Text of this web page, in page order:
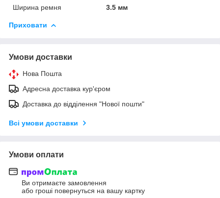
Ширина ремня
3.5 мм
Приховати
Умови доставки
Нова Пошта
Адресна доставка кур'єром
Доставка до відділення "Нової пошти"
Всі умови доставки
Умови оплати
Ви отримаєте замовлення
або гроші повернуться на вашу картку